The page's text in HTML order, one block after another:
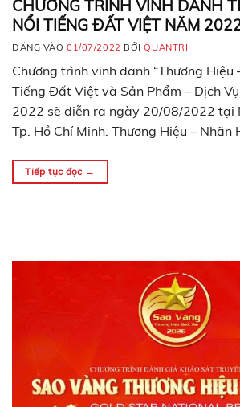
CHƯƠNG TRÌNH VINH DANH
NỔI TIẾNG ĐẤT VIỆT NĂM
ĐĂNG VÀO01/07/2022 BỞIQUANTRI
Chương trình vinh danh “Thương Hiệu
Tiếng Đất Việt và Sản Phẩm – Dịch
2022 sẽ diễn ra ngày 20/08/2022 tại
Tp. Hồ Chí Minh. Thương Hiệu – Nhãn
Tiếp tục đọc →